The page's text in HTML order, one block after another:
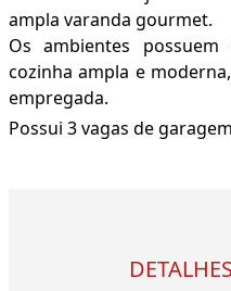
ampla varanda gourmet.
Os ambientes
cozinha ampla e
empregada.
Possui 3 vagas de